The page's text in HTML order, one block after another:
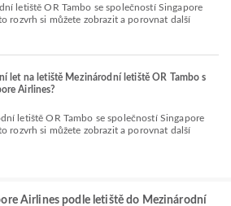
rozvrh si můžete zobrazit a porovnat další
let na letiště Mezinárodní letiště OR Tambo s
Airlines?
rozvrh si můžete zobrazit a porovnat další
Airlines podle letiště do Mezinárodní